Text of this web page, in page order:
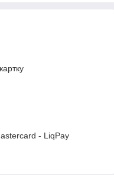
- LiqPay